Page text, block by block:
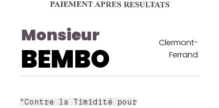
Monsieur
BEMBO
Clermont-
Ferrand
"Contre la Timidité pour